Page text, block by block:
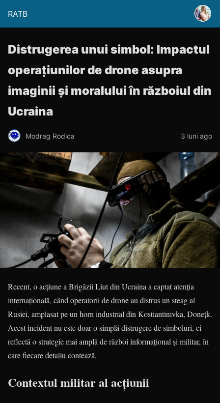
RATB
Distrugerea unui simbol: Impactul
operațiunilor de drone asupra
imaginii și moralului în războiul din
Ucraina
Modrag Rodica 3 luni ago
Recent, o acțiune a Brigăzii Liut din Ucraina a captat atenția
internațională, când operatorii de drone au distrus un steag al
Rusiei, amplasat pe un horn industrial din Kostiantinivka, Donețk.
Acest incident nu este doar o simplă distrugere de simboluri, ci
reflectă o strategie mai amplă de război informațional și militar, în
care fiecare detaliu contează.
Contextul militar al acțiunii